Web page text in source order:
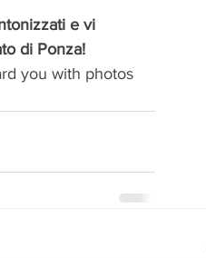
e vi
di Ponza!
you with photos